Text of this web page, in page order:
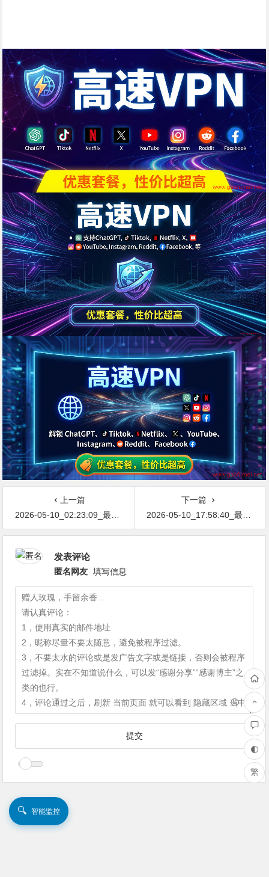
上一篇
2026-05-10_02:23:09_最新网络节点地址免费分享…不定期更新…开放免费分享（网络免费节点香港|日本|韩国|新加坡|台湾|马来西亚|…
下一篇
2026-05-10_17:58:40_最新网络节点地址免费分享…不定期更新…开放免费分享（网络免费节点香港|日本|韩国|新加坡|台湾|马来西亚|…
发表评论
匿名网友 填写信息
繁
🔍 智能监控